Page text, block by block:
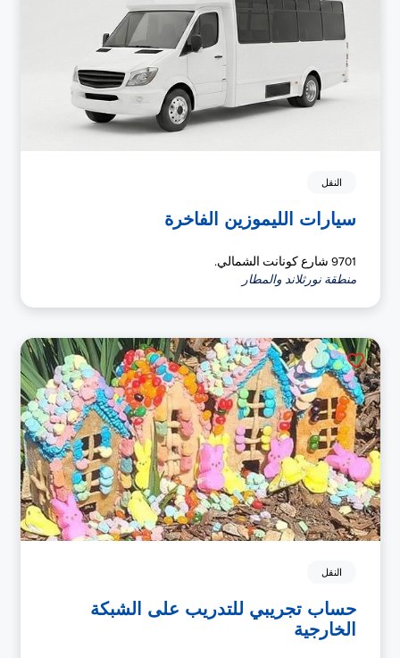
النقل
سيارات الليموزين الفاخرة
9701 شارع كونانت الشمالي.
منطقة نورثلاند والمطار
النقل
حساب تجريبي للتدريب على الشبكة
الخارجية